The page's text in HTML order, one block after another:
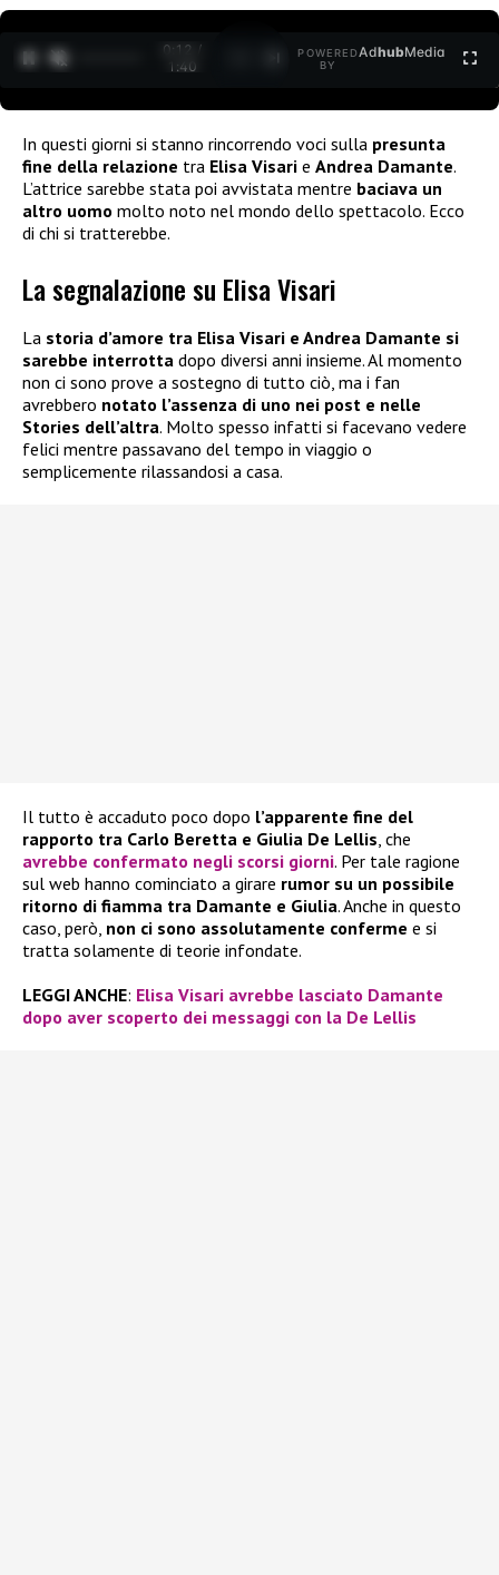
0:13 /
1:40
POWERED
BY
AdhubMedia
In questi giorni si stanno rincorrendo voci sulla presunta
fine della relazione tra Elisa Visari e Andrea Damante.
L’attrice sarebbe stata poi avvistata mentre baciava un
altro uomo molto noto nel mondo dello spettacolo. Ecco
di chi si tratterebbe.
La segnalazione su Elisa Visari
La storia d’amore tra Elisa Visari e Andrea Damante si
sarebbe interrotta dopo diversi anni insieme. Al momento
non ci sono prove a sostegno di tutto ciò, ma i fan
avrebbero notato l’assenza di uno nei post e nelle
Stories dell’altra. Molto spesso infatti si facevano vedere
felici mentre passavano del tempo in viaggio o
semplicemente rilassandosi a casa.
Il tutto è accaduto poco dopo l’apparente fine del
rapporto tra Carlo Beretta e Giulia De Lellis, che
avrebbe confermato negli scorsi giorni. Per tale ragione
sul web hanno cominciato a girare rumor su un possibile
ritorno di fiamma tra Damante e Giulia. Anche in questo
caso, però, non ci sono assolutamente conferme e si
tratta solamente di teorie infondate.
LEGGI ANCHE: Elisa Visari avrebbe lasciato Damante
dopo aver scoperto dei messaggi con la De Lellis